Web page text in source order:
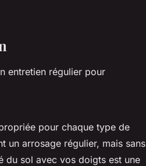
entretien régulier pour
pour chaque type de
un arrosage régulier, mais sans
du sol avec vos doigts est une